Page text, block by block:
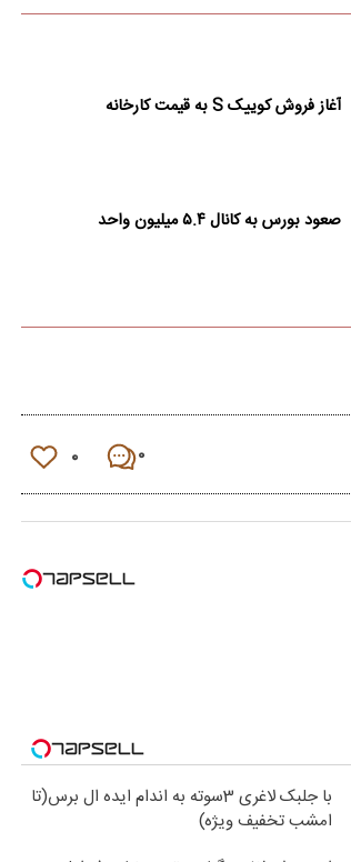
آغاز فروش کوییک S به قیمت کارخانه
صعود بورس به کانال ۵.۴ میلیون واحد
۰ ۰
با جلبک لاغری 3سوته به اندام ایده ال برس(تا
امشب تخفیف ویژه)